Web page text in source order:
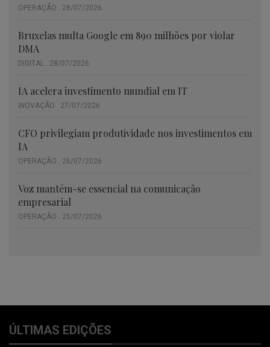
OPERAÇÃO . 28/07/2026
Bruxelas multa Google em 890 milhões por violar
DMA
DIGITAL . 28/07/2026
IA acelera investimento mundial em IT
INOVAÇÃO . 27/07/2026
CFO privilegiam produtividade nos investimentos em
IA
OPERAÇÃO . 26/07/2026
Voz mantém-se essencial na comunicação
empresarial
OPERAÇÃO . 25/07/2026
ÚLTIMAS EDIÇÕES